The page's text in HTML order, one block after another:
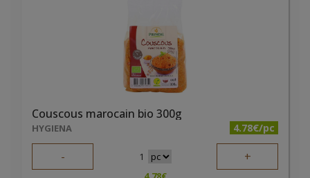
Couscous marocain bio 300g
HYGIENA 4.78€/pc
- 1 +